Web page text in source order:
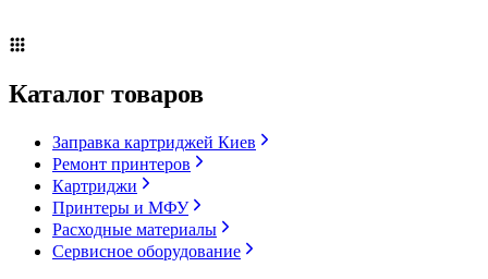
Каталог товаров
Заправка картриджей Киев
Ремонт принтеров
Картриджи
Принтеры и МФУ
Расходные материалы
Сервисное оборудование